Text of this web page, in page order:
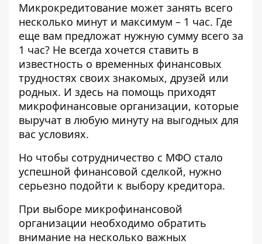
Микрокредитование может занять всего
несколько минут и максимум – 1 час. Где
еще вам предложат нужную сумму всего за
1 час? Не всегда хочется ставить в
известность о временных финансовых
трудностях своих знакомых, друзей или
родных. И здесь на помощь приходят
микрофинансовые организации, которые
выручат в любую минуту на выгодных для
вас условиях.
Но чтобы сотрудничество с МФО стало
успешной финансовой сделкой, нужно
серьезно подойти к выбору кредитора.
При выборе микрофинансовой
организации необходимо обратить
внимание на несколько важных